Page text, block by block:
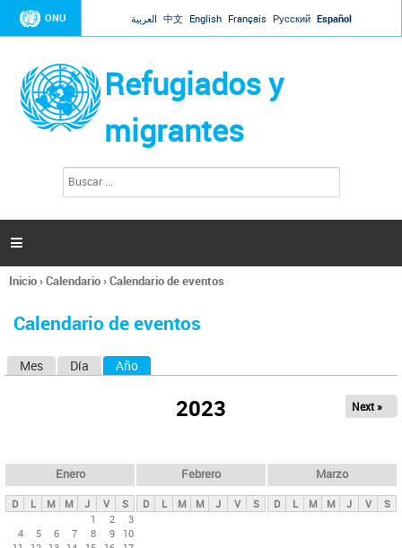
Jump to navigation
ONU العربية 中文 English Français Русский Español
Refugiados y
migrantes
l
d
s

Se
usted
Inicio›Calendario›Calendario de eventos
Calendario de eventos
s
p
Mes Día Año
2023 Next »
Enero
D L M M J V
S
1
2
3
4
5 6 7 8 9
10
Febrero
D L M M J V S
Marzo
D L M M J V S